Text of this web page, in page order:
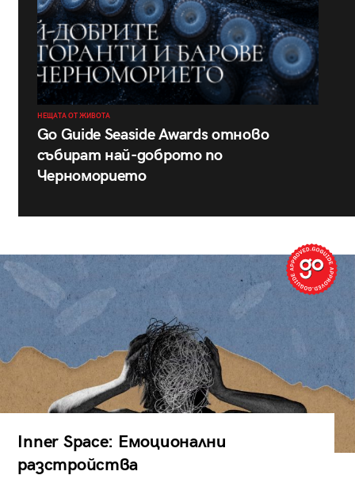
НЕЩАТА ОТ ЖИВОТА
Go Guide Seaside Awards отново
събират най-доброто по
Черноморието
Inner Space: Емоционални
разстройства